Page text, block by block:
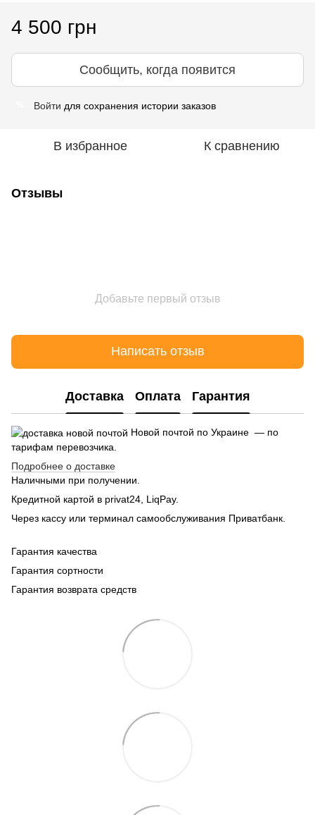
4 500 грн
Сообщить, когда появится
Войти для сохранения истории заказов
В избранное К сравнению
Отзывы
Добавьте первый отзыв
Написать отзыв
Доставка Оплата Гарантия
Новой почтой по Украине — по
тарифам перевозчика.
Подробнее о доставке
Наличными при получении.
Кредитной картой в privat24, LiqPay.
Через кассу или терминал самообслуживания Приватбанк.
Гарантия качества
Гарантия сортности
Гарантия возврата средств